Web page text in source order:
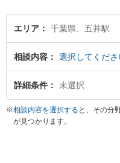
エリア 千葉県、五井駅
相談内容 選択してくださ
詳細条件 未選択
※相談内容を選択する と、その分
が見つかります。